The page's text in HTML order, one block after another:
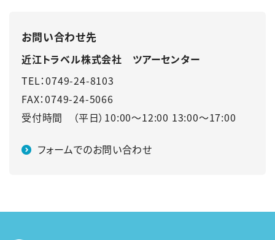
お問い合わせ先
近江トラベル株式会社 ツアーセンター
TEL：0749-24-8103
FAX：0749-24-5066
受付時間 （平日）10:00～12:00 13:00～17:00
フォームでのお問い合わせ